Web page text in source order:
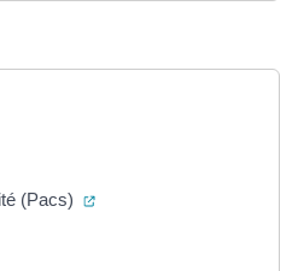
dans un nouvel onglet)
(Pacs) (ouverture dans un
un nouvel onglet)